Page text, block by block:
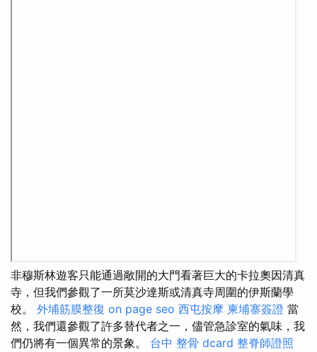
非穆斯林遊客只能通過敞開的大門看著巨大的卡拉奧因清真
寺，但我們參觀了一所莫沙達斯或清真寺周圍的伊斯蘭學
校。 外埔筋膜整復 on page seo 西屯按摩 柬埔寨簽證 當
然，我們還參觀了許多替代者之一，儘管急診室的氣味，我
們仍將有一個異常的景象。 台中 整骨 dcard 整脊師證照